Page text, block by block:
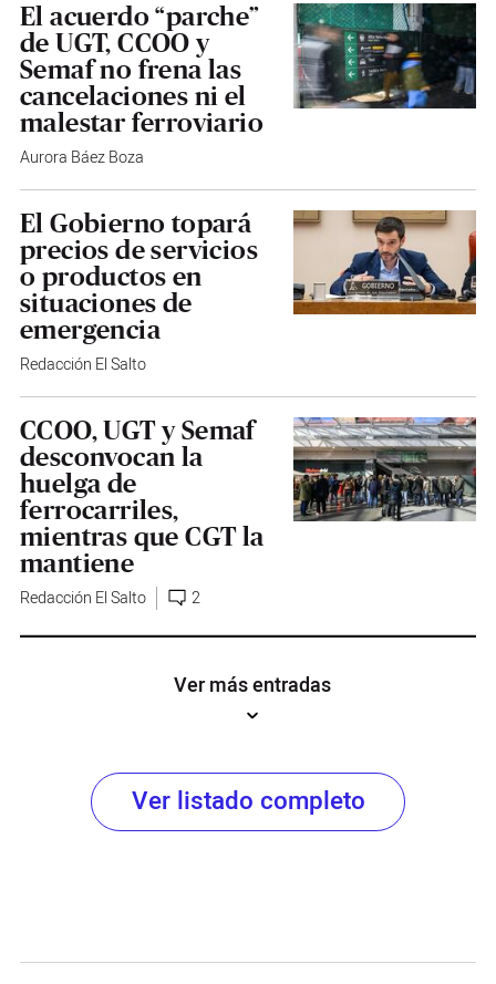
El acuerdo “parche”
de UGT, CCOO y
Semaf no frena las
cancelaciones ni el
malestar ferroviario
Aurora Báez Boza
El Gobierno topará
precios de servicios
o productos en
situaciones de
emergencia
Redacción El Salto
CCOO, UGT y Semaf
desconvocan la
huelga de
ferrocarriles,
mientras que CGT la
mantiene
Redacción El Salto 2
Ver más entradas
Ver listado completo